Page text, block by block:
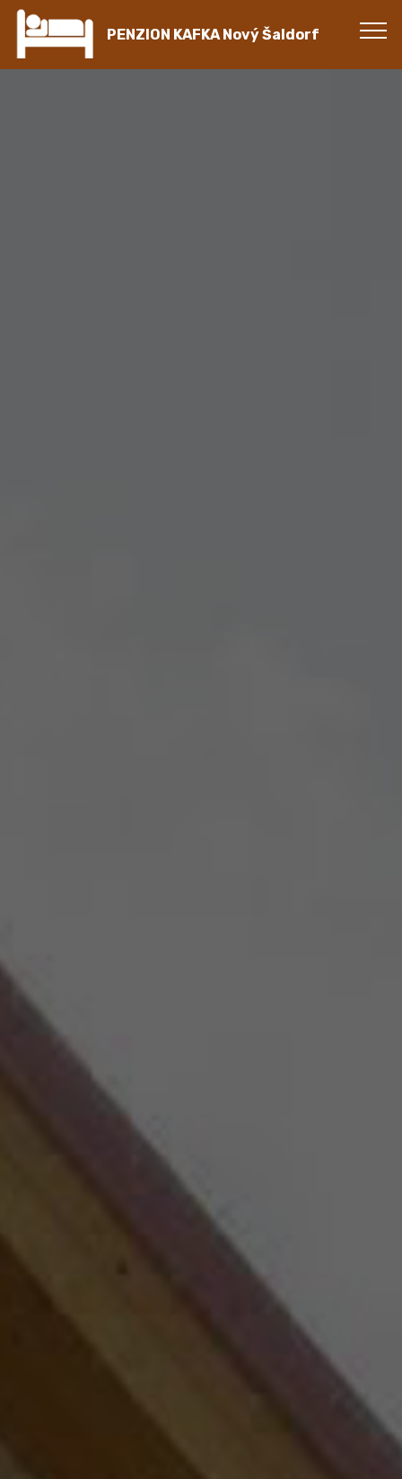
PENZION KAFKA Nový Šaldorf